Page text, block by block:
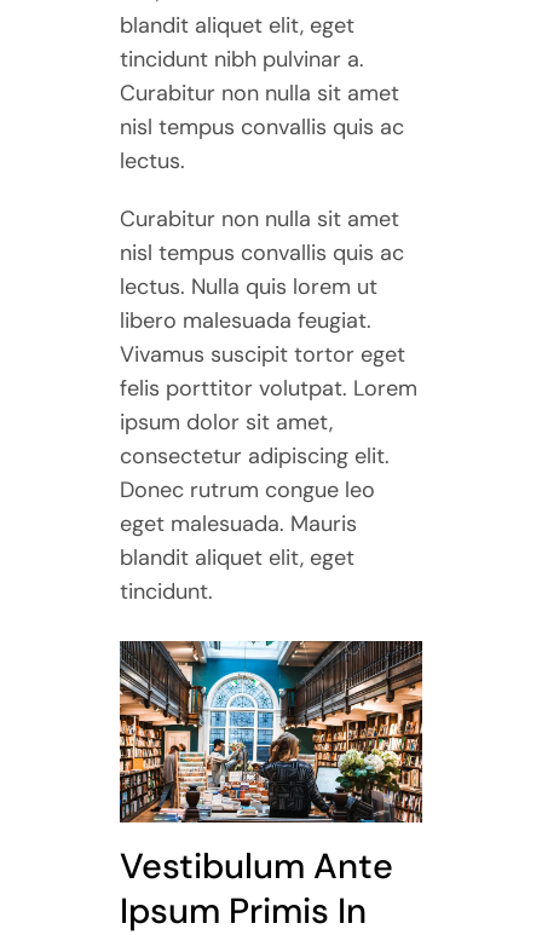
blandit aliquet elit, eget
tincidunt nibh pulvinar a.
Curabitur non nulla sit amet
nisl tempus convallis quis ac
lectus.
Curabitur non nulla sit amet
nisl tempus convallis quis ac
lectus. Nulla quis lorem ut
libero malesuada feugiat.
Vivamus suscipit tortor eget
felis porttitor volutpat. Lorem
ipsum dolor sit amet,
consectetur adipiscing elit.
Donec rutrum congue leo
eget malesuada. Mauris
blandit aliquet elit, eget
tincidunt.
Vestibulum Ante
Ipsum Primis In